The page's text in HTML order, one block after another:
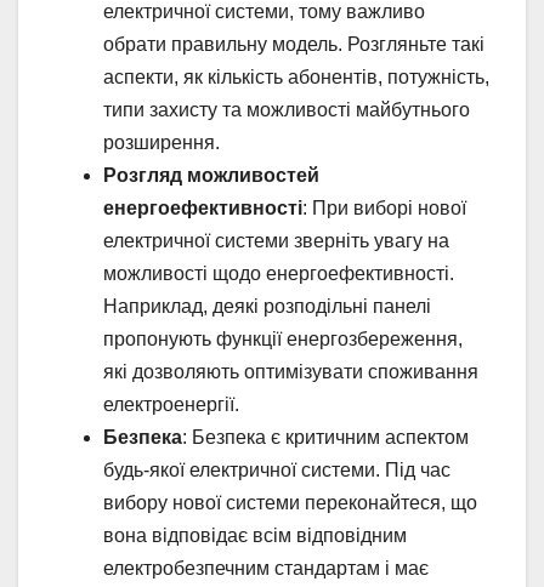
електричної системи, тому важливо
обрати правильну модель. Розгляньте такі
аспекти, як кількість абонентів, потужність,
типи захисту та можливості майбутнього
розширення.
Розгляд можливостей
енергоефективності: При виборі нової
електричної системи зверніть увагу на
можливості щодо енергоефективності.
Наприклад, деякі розподільні панелі
пропонують функції енергозбереження,
які дозволяють оптимізувати споживання
електроенергії.
Безпека: Безпека є критичним аспектом
будь-якої електричної системи. Під час
вибору нової системи переконайтеся, що
вона відповідає всім відповідним
електробезпечним стандартам і має